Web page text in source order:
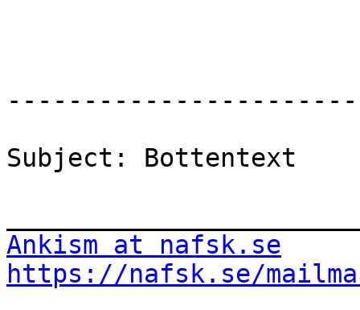
Subject: Bottentext
Ankism at nafsk.se
https://nafsk.se/